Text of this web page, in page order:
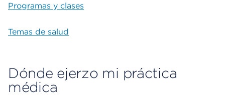
Programas y clases
Temas de salud
Dónde ejerzo mi práctica
médica